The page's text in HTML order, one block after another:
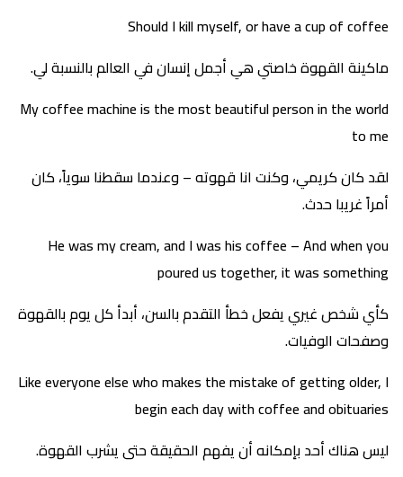
Should I kill myself, or have a cup of coffee
ماكينة القهوة خاصتي هي أجمل إنسان في العالم بالنسبة لي.
My coffee machine is the most beautiful person in the world
to me
لقد كان كريمي، وكنت انا قهوته – وعندما سقطنا سوياً، كان
أمراً غريبا حدث.
He was my cream, and I was his coffee – And when you
poured us together, it was something
كأي شخص غيري يفعل خطأ التقدم بالسن، أبدأ كل يوم بالقهوة
وصفحات الوفيات.
Like everyone else who makes the mistake of getting older, I
begin each day with coffee and obituaries
ليس هناك أحد بإمكانه أن يفهم الحقيقة حتى يشرب القهوة.